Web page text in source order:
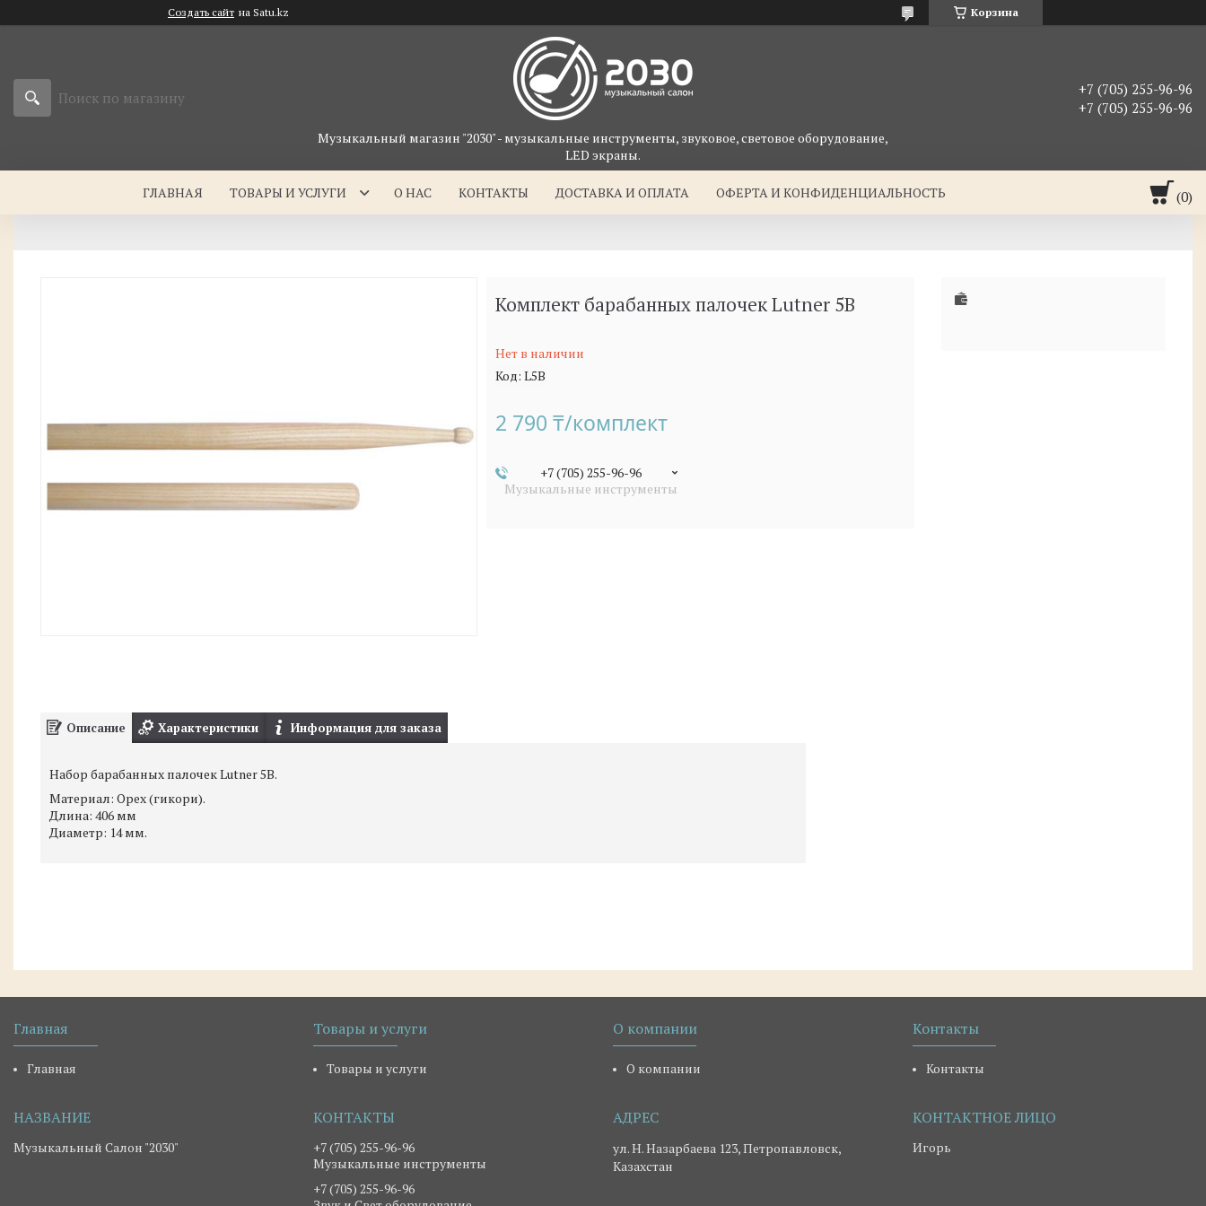
Создать сайт на Satu.kz Корзина
Музыкальный магазин "2030" - музыкальные инструменты, звуковое, световое оборудование,
LED экраны.
+7 (705) 255-96-96
+7 (705) 255-96-96
ГЛАВНАЯ ТОВАРЫ И УСЛУГИ О НАС КОНТАКТЫ ДОСТАВКА И ОПЛАТА ОФЕРТА И КОНФИДЕНЦИАЛЬНОСТЬ
Комплект барабанных палочек Lutner 5B
Нет в наличии
Код: L5B
2 790 ₸/комплект
+7 (705) 255-96-96
Музыкальные инструменты
Описание Характеристики Информация для заказа
Набор барабанных палочек Lutner 5B.
Материал: Орех (гикори).
Длина: 406 мм
Диаметр: 14 мм.
Главная
Главная
Товары и услуги
Товары и услуги
О компании
О компании
Контакты
Контакты
Музыкальный Салон "2030"
+7 (705) 255-96-96
Музыкальные инструменты
+7 (705) 255-96-96
ул. Н. Назарбаева 123, Петропавловск,
Казахстан
Игорь